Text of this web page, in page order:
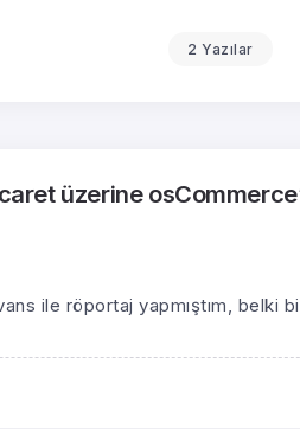
2 Yazılar
üzerine
ile röportaj yapmıştım, belki